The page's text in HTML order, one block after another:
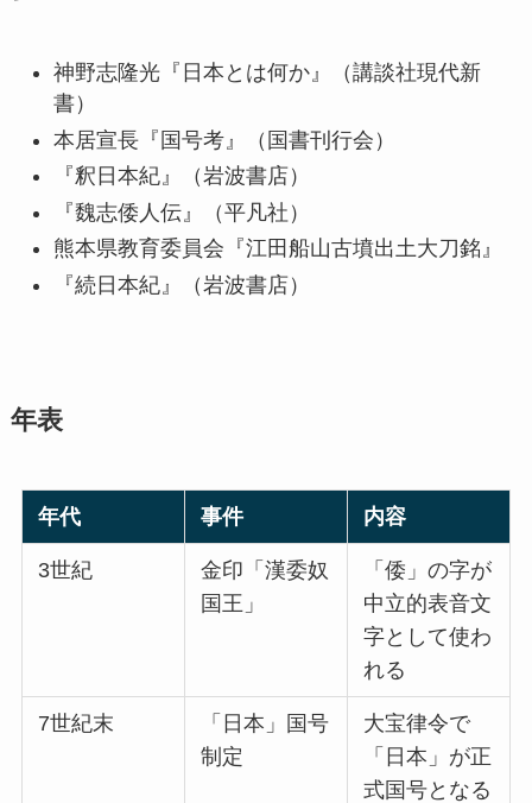
神野志隆光『日本とは何か』（講談社現代新
書）
本居宣長『国号考』（国書刊行会）
『釈日本紀』（岩波書店）
『魏志倭人伝』（平凡社）
熊本県教育委員会『江田船山古墳出土大刀銘』
『続日本紀』（岩波書店）
年表
年代 事件 内容
3世紀
金印「漢委奴
国王」
「倭」の字が
中立的表音文
字として使わ
れる
7世紀末
「日本」国号
制定
大宝律令で
「日本」が正
式国号となる